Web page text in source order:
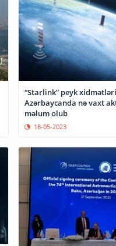
“Starlink” peyk
Azərbaycanda nə vaxt
məlum olub
18-05-2023